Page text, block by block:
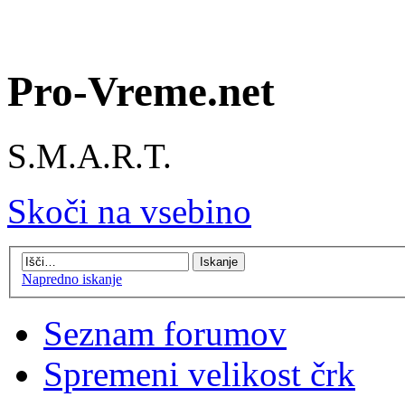
Pro-Vreme.net
S.M.A.R.T.
Skoči na vsebino
Napredno iskanje
Seznam forumov
Spremeni velikost črk